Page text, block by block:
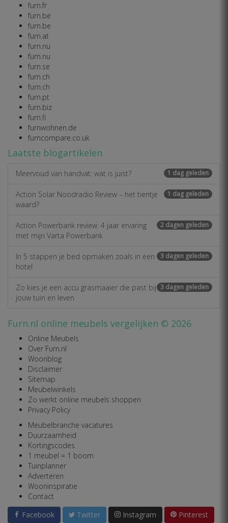
furn.fr
furn.be
furn.be
furn.at
furn.nu
furn.nu
furn.se
furn.ch
furn.ch
furn.pt
furn.biz
furn.fi
furnwohnen.de
furncompare.co.uk
Laatste blogartikelen
1 dag geleden
Meervoud van handvat: wat is juist?
1 dag geleden
Action Solar Noodradio Review – het tientje
waard?
2 dagen geleden
Action Powerbank review: 4 jaar ervaring
met mijn Varta Powerbank
3 dagen geleden
In 5 stappen je bed opmaken zoals in een
hotel
3 dagen geleden
Zo kies je een accu grasmaaier die past bij
jouw tuin en leven
Furn.nl online meubels vergelijken © 2026
Online Meubels
Over Furn.nl
Woonblog
Disclaimer
Sitemap
Meubelwinkels
Zo werkt online meubels shoppen
Privacy Policy
Meubelbranche vacatures
Duurzaamheid
Kortingscodes
1 meubel = 1 boom
Tuinplanner
Adverteren
Wooninspiratie
Contact
Facebook
Twitter Instagram Pinterest